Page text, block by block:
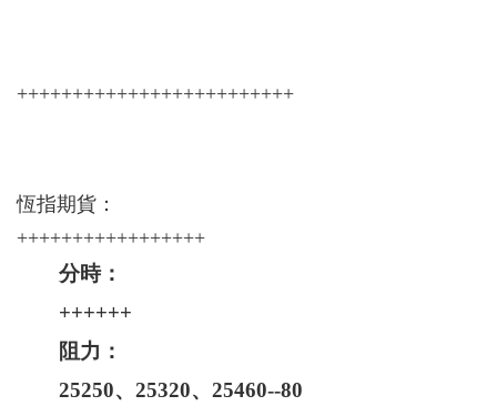
+++++++++++++++++++++++++
恆指期貨：
+++++++++++++++++
分時：
++++++
阻力：
25250、25320、25460--80